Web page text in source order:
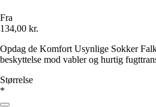
Fra
134,00 kr.
Opdag de Komfort Usynlige Sokker
beskyttelse mod vabler og hurtig
Størrelse
*